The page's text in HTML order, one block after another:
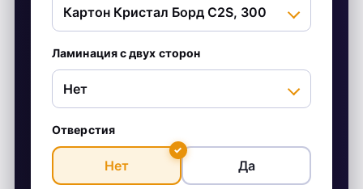
Ламинация с двух сторон
Отверстия
✓
Нет Да